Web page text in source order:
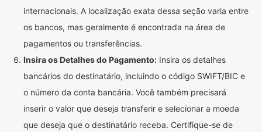
internacionais. A localização exata dessa seção varia entre
os bancos, mas geralmente é encontrada na área de
pagamentos ou transferências.
Insira os Detalhes do Pagamento: Insira os detalhes
bancários do destinatário, incluindo o código SWIFT/BIC e
o número da conta bancária. Você também precisará
inserir o valor que deseja transferir e selecionar a moeda
que deseja que o destinatário receba. Certifique-se de